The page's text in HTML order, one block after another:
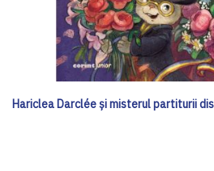
Hariclea Darclée și misterul partiturii